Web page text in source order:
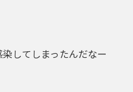
してしまったんだなー